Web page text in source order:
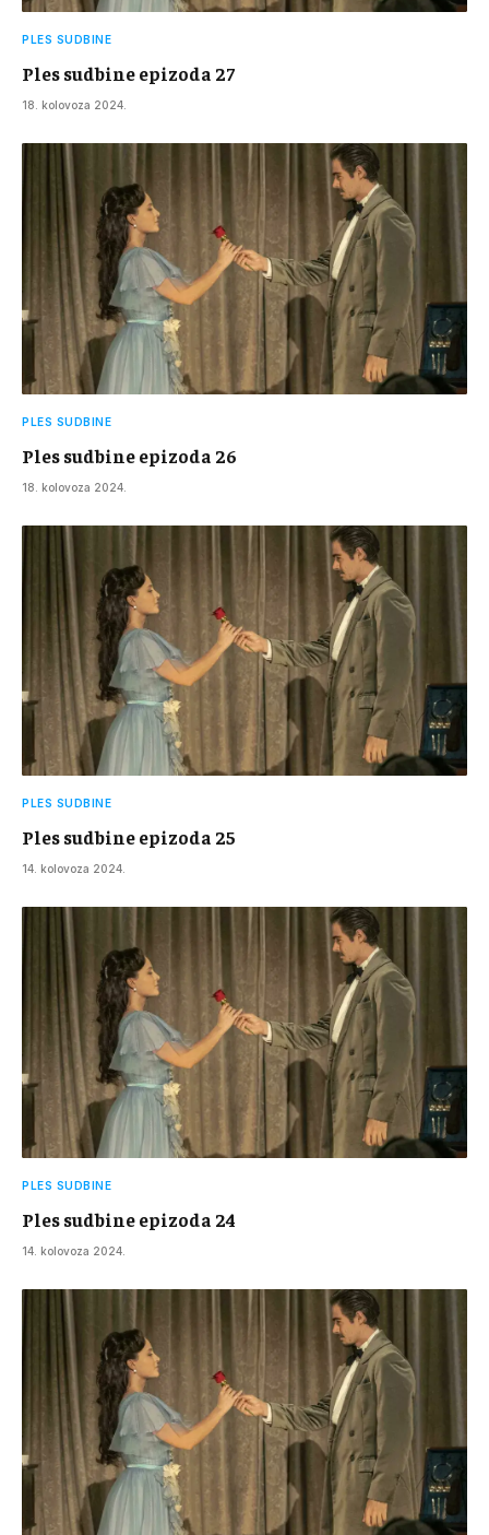
PLES SUDBINE
Ples sudbine epizoda 27
18. kolovoza 2024.
PLES SUDBINE
Ples sudbine epizoda 26
18. kolovoza 2024.
PLES SUDBINE
Ples sudbine epizoda 25
14. kolovoza 2024.
PLES SUDBINE
Ples sudbine epizoda 24
14. kolovoza 2024.